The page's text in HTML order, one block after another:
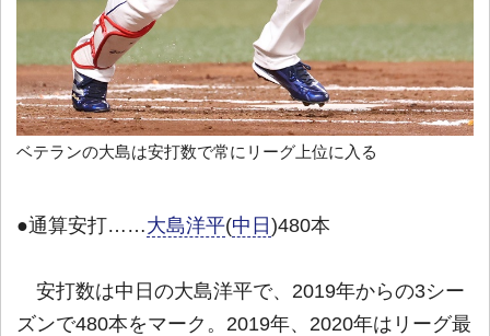
ベテランの大島は安打数で常にリーグ上位に入る
●通算安打……大島洋平(中日)480本
安打数は中日の大島洋平で、2019年からの3シー
ズンで480本をマーク。2019年、2020年はリーグ最